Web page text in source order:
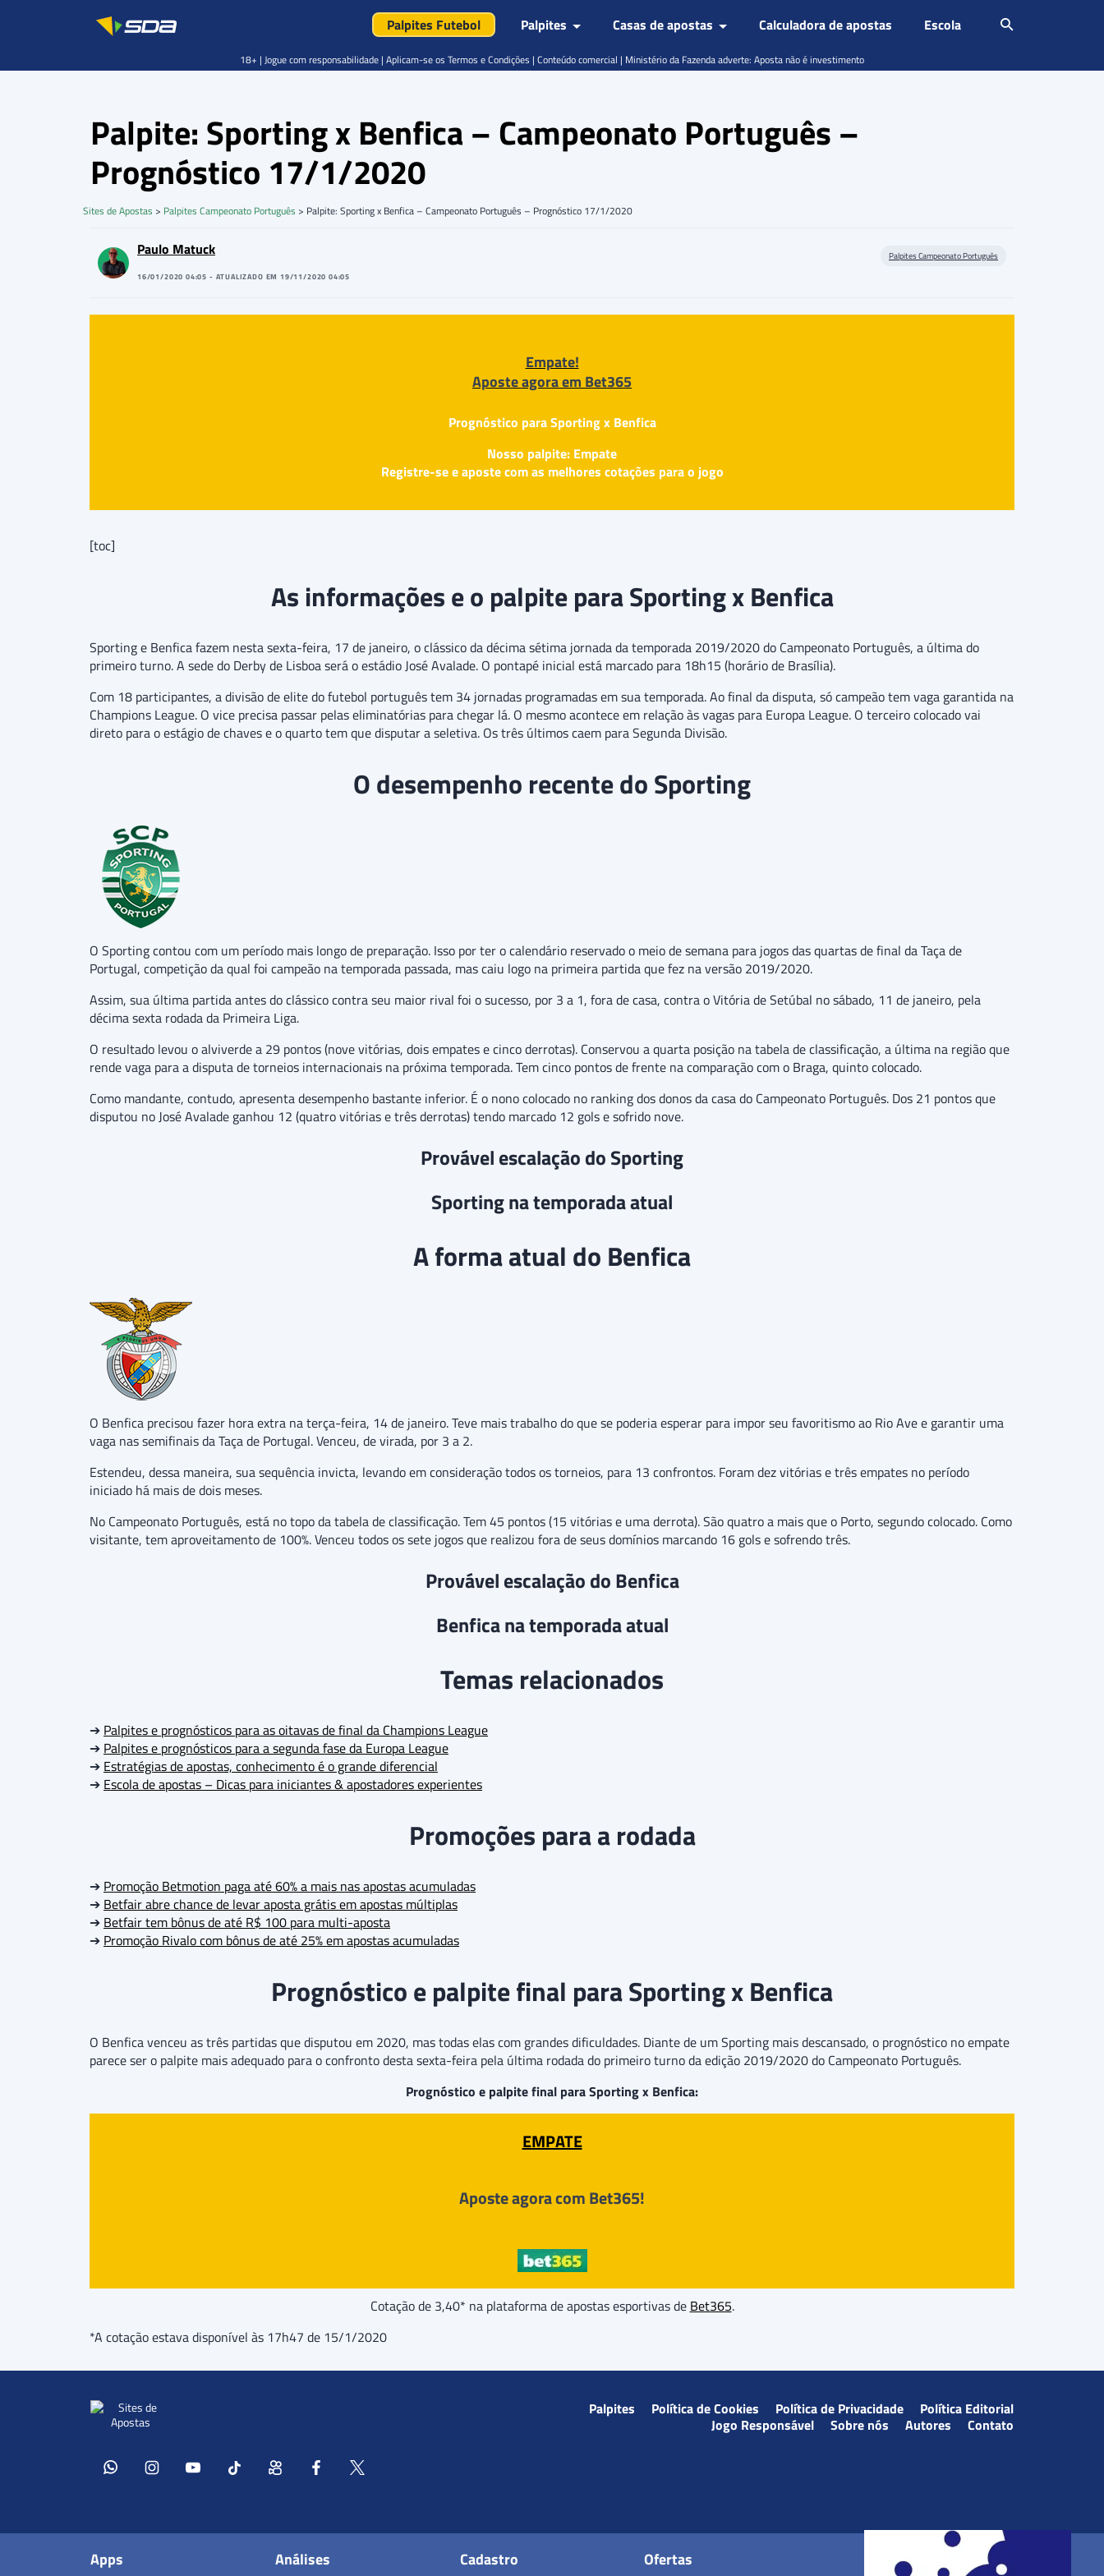
Palpites Futebol Palpites Casas de apostas Calculadora de apostas Escola
Palpite: Sporting x Benfica – Campeonato Português –
Prognóstico 17/1/2020
Sites de Apostas > Palpites Campeonato Português > Palpite: Sporting x Benfica – Campeonato Português – Prognóstico 17/1/2020
Paulo Matuck
16/01/2020 04:05 - ATUALIZADO EM 19/11/2020 04:05
Palpites Campeonato Português
Empate!
Aposte agora em Bet365
Prognóstico para Sporting x Benfica
Nosso palpite: Empate
Registre-se e aposte com as melhores cotações para o jogo
[toc]
As informações e o palpite para Sporting x Benfica
Sporting e Benfica fazem nesta sexta-feira, 17 de janeiro, o clássico da décima sétima jornada da temporada 2019/2020 do Campeonato Português, a última do
primeiro turno. A sede do Derby de Lisboa será o estádio José Avalade. O pontapé inicial está marcado para 18h15 (horário de Brasília).
Com 18 participantes, a divisão de elite do futebol português tem 34 jornadas programadas em sua temporada. Ao final da disputa, só campeão tem vaga garantida na
Champions League. O vice precisa passar pelas eliminatórias para chegar lá. O mesmo acontece em relação às vagas para Europa League. O terceiro colocado vai
direto para o estágio de chaves e o quarto tem que disputar a seletiva. Os três últimos caem para Segunda Divisão.
O desempenho recente do Sporting
O Sporting contou com um período mais longo de preparação. Isso por ter o calendário reservado o meio de semana para jogos das quartas de final da Taça de
Portugal, competição da qual foi campeão na temporada passada, mas caiu logo na primeira partida que fez na versão 2019/2020.
Assim, sua última partida antes do clássico contra seu maior rival foi o sucesso, por 3 a 1, fora de casa, contra o Vitória de Setúbal no sábado, 11 de janeiro, pela
décima sexta rodada da Primeira Liga.
O resultado levou o alviverde a 29 pontos (nove vitórias, dois empates e cinco derrotas). Conservou a quarta posição na tabela de classificação, a última na região que
rende vaga para a disputa de torneios internacionais na próxima temporada. Tem cinco pontos de frente na comparação com o Braga, quinto colocado.
Como mandante, contudo, apresenta desempenho bastante inferior. É o nono colocado no ranking dos donos da casa do Campeonato Português. Dos 21 pontos que
disputou no José Avalade ganhou 12 (quatro vitórias e três derrotas) tendo marcado 12 gols e sofrido nove.
Provável escalação do Sporting
Sporting na temporada atual
A forma atual do Benfica
O Benfica precisou fazer hora extra na terça-feira, 14 de janeiro. Teve mais trabalho do que se poderia esperar para impor seu favoritismo ao Rio Ave e garantir uma
vaga nas semifinais da Taça de Portugal. Venceu, de virada, por 3 a 2.
Estendeu, dessa maneira, sua sequência invicta, levando em consideração todos os torneios, para 13 confrontos. Foram dez vitórias e três empates no período
iniciado há mais de dois meses.
No Campeonato Português, está no topo da tabela de classificação. Tem 45 pontos (15 vitórias e uma derrota). São quatro a mais que o Porto, segundo colocado. Como
visitante, tem aproveitamento de 100%. Venceu todos os sete jogos que realizou fora de seus domínios marcando 16 gols e sofrendo três.
Provável escalação do Benfica
Benfica na temporada atual
Temas relacionados
➔ Palpites e prognósticos para as oitavas de final da Champions League
➔ Palpites e prognósticos para a segunda fase da Europa League
➔ Estratégias de apostas, conhecimento é o grande diferencial
➔ Escola de apostas – Dicas para iniciantes & apostadores experientes
Promoções para a rodada
➔ Promoção Betmotion paga até 60% a mais nas apostas acumuladas
➔ Betfair abre chance de levar aposta grátis em apostas múltiplas
➔ Betfair tem bônus de até R$ 100 para multi-aposta
➔ Promoção Rivalo com bônus de até 25% em apostas acumuladas
Prognóstico e palpite final para Sporting x Benfica
O Benfica venceu as três partidas que disputou em 2020, mas todas elas com grandes dificuldades. Diante de um Sporting mais descansado, o prognóstico no empate
parece ser o palpite mais adequado para o confronto desta sexta-feira pela última rodada do primeiro turno da edição 2019/2020 do Campeonato Português.
Prognóstico e palpite final para Sporting x Benfica:
EMPATE
Aposte agora com Bet365!
Cotação de 3,40* na plataforma de apostas esportivas de Bet365.
*A cotação estava disponível às 17h47 de 15/1/2020
Palpites Política de Cookies Política de Privacidade
Política Editorial
Jogo Responsável
Sobre nós Autores Contato
Apps Análises Cadastro Ofertas
18+ | Jogue com responsabilidade | Aplicam-se os Termos e Condições | Conteúdo comercial | Ministério da Fazenda adverte: Aposta não é investimento